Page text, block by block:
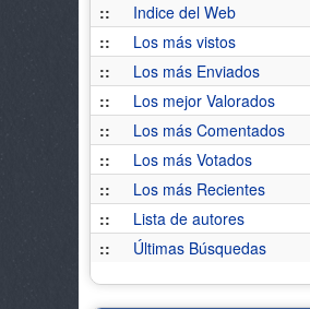
::
Indice del Web
::
Los más vistos
::
Los más Enviados
::
Los mejor Valorados
::
Los más Comentados
::
Los más Votados
::
Los más Recientes
::
Lista de autores
::
Últimas Búsquedas